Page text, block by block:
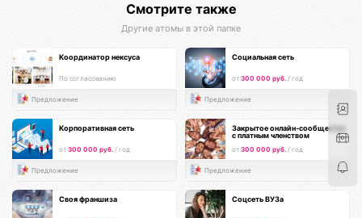
Смотрите также
Другие атомы в этой папке
Координатор нексуса
По согласованию
Предложение
Социальная сеть
от 300 000 руб. / год
Предложение
Корпоративная сеть
от 300 000 руб. / год
Предложение
Закрытое онлайн-сообщество
с платным членством
от 300 000 руб. / год
Предложение
Своя франшиза Соцсеть ВУЗа